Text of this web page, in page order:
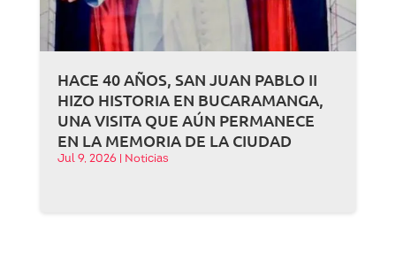
HACE 40 AÑOS, SAN JUAN PABLO II
HIZO HISTORIA EN BUCARAMANGA,
UNA VISITA QUE AÚN PERMANECE
EN LA MEMORIA DE LA CIUDAD
Jul 9, 2026 Noticias